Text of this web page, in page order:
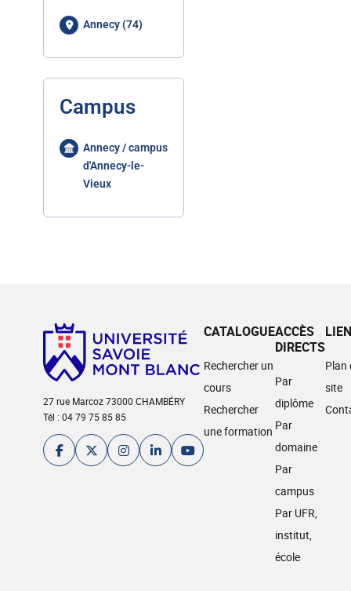
Annecy (74)
Campus
Annecy / campus
d'Annecy-le-
Vieux
27 rue Marcoz 73000 CHAMBÉRY
Tél : 04 79 75 85 85
CATALOGUE
Rechercher un
cours
Rechercher
une formation
ACCÈS
DIRECTS
Par
diplôme
Par
domaine
Par
campus
Par UFR,
institut,
école
Plan
site